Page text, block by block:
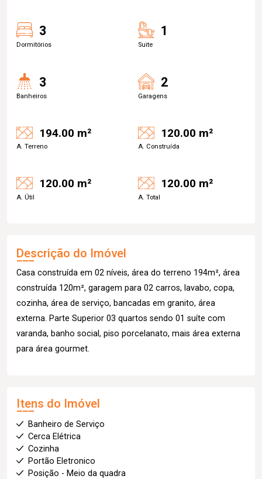
3
Dormitórios
1
Suite
3
Banheiros
2
Garagens
194.00 m²
A. Terreno
120.00 m²
A. Construída
120.00 m²
A. Útil
120.00 m²
A. Total
Descrição do Imóvel
Casa construída em 02 níveis, área do terreno 194m², área
construída 120m², garagem para 02 carros, lavabo, copa,
cozinha, área de serviço, bancadas em granito, área
externa. Parte Superior 03 quartos sendo 01 suíte com
varanda, banho social, piso porcelanato, mais área externa
para área gourmet.
Itens do Imóvel
Banheiro de Serviço
Cerca Elétrica
Cozinha
Portão Eletronico
Posição - Meio da quadra